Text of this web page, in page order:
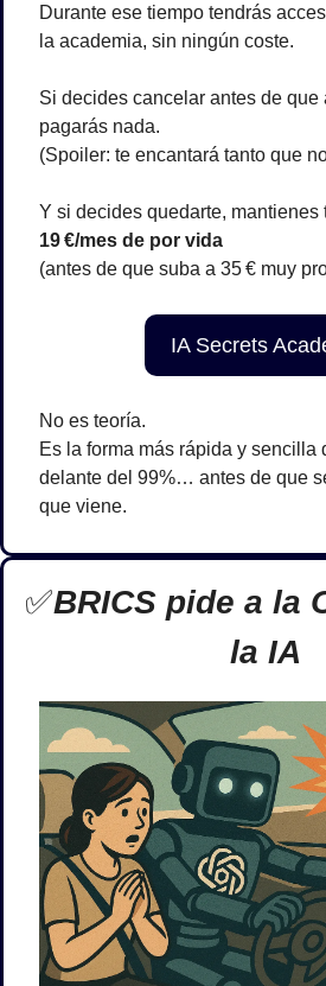
Durante ese tiempo tendrás
la academia, sin ningún coste.
Si decides cancelar antes de que
pagarás nada.
(Spoiler: te encantará tanto que
19 €/mes de por vida
(antes de que suba a 35 € muy
IA Secrets
No es teoría.
Es la forma más rápida y sencilla
delante del 99%… antes de que
que viene.
✅BRICS pide a la
la IA